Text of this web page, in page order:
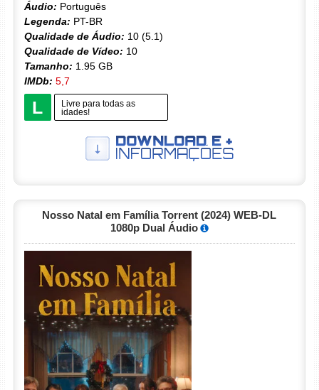
Áudio: Português
Legenda: PT-BR
Qualidade de Áudio: 10 (5.1)
Qualidade de Vídeo: 10
Tamanho: 1.95 GB
IMDb: 5,7
L
Livre para todas as
idades!
Nosso Natal em Família Torrent (2024) WEB-DL
1080p Dual Áudio